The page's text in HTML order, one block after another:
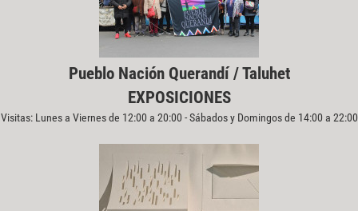
Pueblo Nación Querandí / Taluhet
EXPOSICIONES
Visitas: Lunes a Viernes de 12:00 a 20:00 - Sábados y Domingos de 14:00 a 22:00